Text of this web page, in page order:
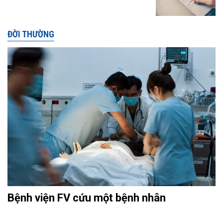
ĐỜI THƯỜNG
Bệnh viện FV cứu một bệnh nhân